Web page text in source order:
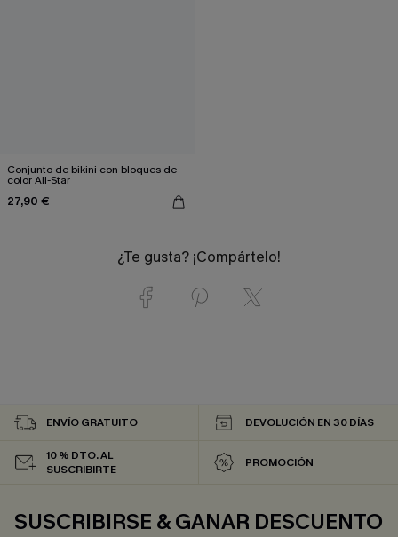
Conjunto de bikini con bloques de
color All-Star
27,90 €
¿Te gusta? ¡Compártelo!
ENVÍO GRATUITO DEVOLUCIÓN EN 30 DÍAS
10 % DTO. AL
SUSCRIBIRTE
PROMOCIÓN
SUSCRIBIRSE & GANAR DESCUENTO